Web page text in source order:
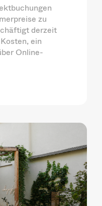
zu
derzeit
ein
Online-